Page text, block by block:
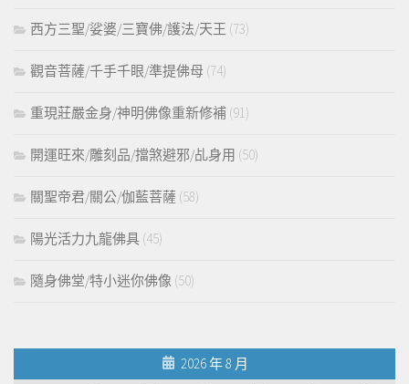
西方三聖/娑婆/三寶佛/護法/天王 (73)
觀音菩薩/千手千眼/準提佛母 (74)
重現莊嚴金身/神明佛像重新修補 (91)
開運旺來/雕刻品/擋煞避邪/乩身用 (50)
關聖帝君/關公/伽藍菩薩 (58)
陽光活力九龍佛具 (45)
隨身佛堂/特小迷你佛像 (50)
2026 年 8 月